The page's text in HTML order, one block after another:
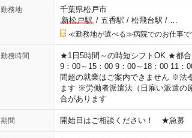
勤務地
千葉県松戸市
新松戸駅/ 五香駅 / 松飛台駅 /
≪勤務地が選べる≫病院でのお仕事で
勤務時間
★1日5時間～の時短シフトOK ★都合
9：00～15：00 9：00～18：00 11
間超の就業はご案内できません ※法
ます ※労働者派遣法（日雇い派遣の
合があります
期間 開始日はご相談ください！ ★急募